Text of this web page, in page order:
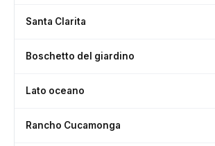
Santa Clarita
Boschetto del giardino
Lato oceano
Rancho Cucamonga